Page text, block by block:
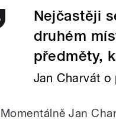
Nejčastěji
druhém
předměty,
Jan Charvát o
Momentálně Jan